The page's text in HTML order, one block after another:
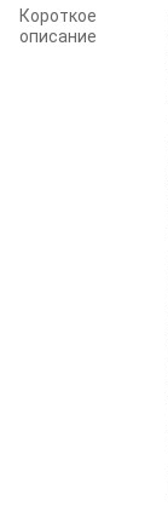
Короткое
описание